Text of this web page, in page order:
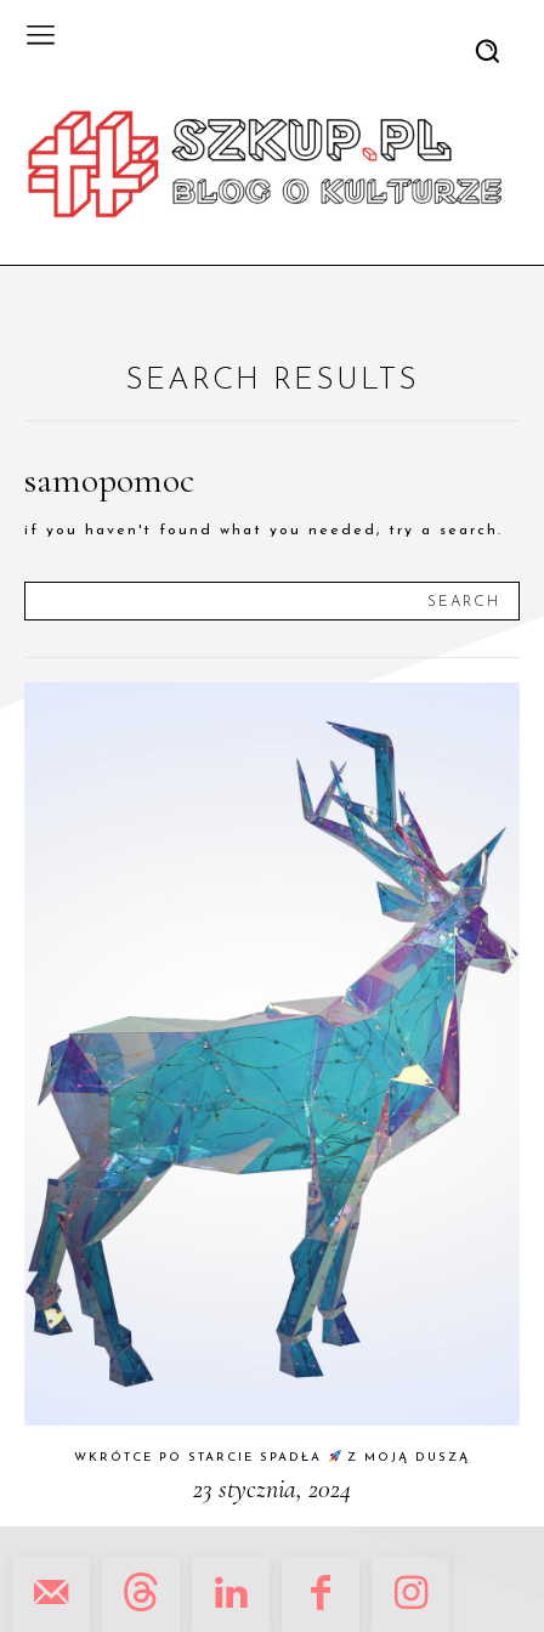
SEARCH RESULTS
samopomoc
if you haven't found what you needed, try a search.
SEARCH
WKRÓTCE PO STARCIE SPADŁA Z MOJĄ DUSZĄ
23 stycznia, 2024